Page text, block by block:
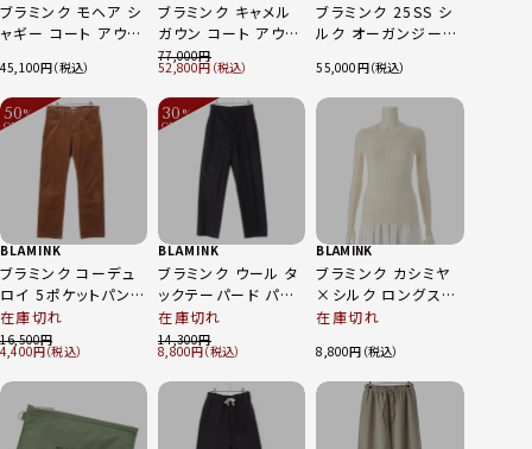
ブラミンク モヘア シ
ャギー コート アウタ
ブラック 38
45,100
ブラミンク キャメル
ガウン コート アウタ
ー 7925-299-0069
ブラウン 36
77,000
52,800
ブラミンク 25SS シ
ルク オーガンジーパ
ンピース ドレス
7925-230-0409 ブ
ラック 38
55,000
50%
OFF
BLAMINK
ブラミンク コーデュ
ロイ 5ポケットパンツ
レザーパッチ ワイド
ストレート パンツ ボ
トムス 7914-2-
300439 ブラウン 2
在庫切れ
16,500
4,400
30%
OFF
BLAMINK
ブラミンク ウール タ
ックテーパード パン
ツ ボトムス 7914-
299-0180 ブラック
36
在庫切れ
14,300
8,800
BLAMINK
ブラミンク カシミヤ
×シルク ロングスリ
ーブ ニット セーター
106‐0047 アイボ
リー 36
在庫切れ
8,800